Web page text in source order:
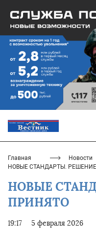
Главная
Новости
НОВЫЕ СТАНДАРТЫ.
НОВЫЕ
ПРИНЯТО
19:17 5 февраля 2026